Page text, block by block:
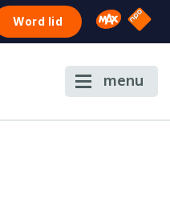
Word lid Omroep
NPO
menu